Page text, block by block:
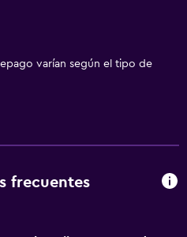
varían según el tipo de
frecuentes